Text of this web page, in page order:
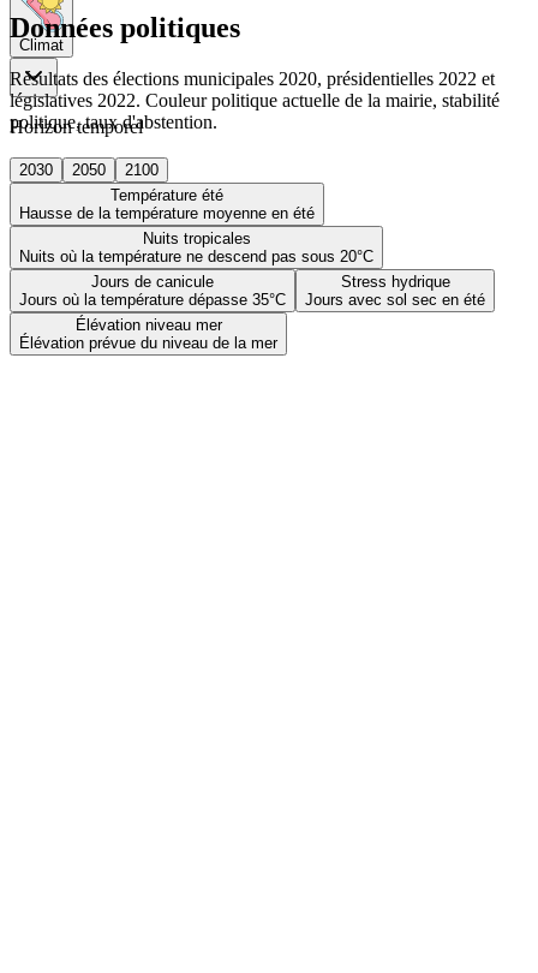
Climat
Horizon temporel
2030 2050
2100
Température été
Hausse de la température moyenne en été
Nuits tropicales
Nuits où la température ne descend pas sous 20°C
Jours de canicule
Jours où la température dépasse 35°C
Stress hydrique
Jours avec sol sec en été
Élévation niveau mer
Élévation prévue du niveau de la mer
Données politiques
Résultats des élections municipales 2020, présidentielles 2022 et
législatives 2022. Couleur politique actuelle de la mairie, stabilité
politique, taux d'abstention.